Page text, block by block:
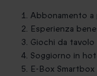
Abbonamento
Esperienza
Giochi da tavolo
Soggiorno in
E-Box